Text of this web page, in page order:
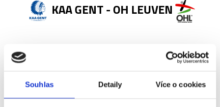
Souhlas Detaily Více o cookies
KAA GENT - OH LEUVEN
Vstupenka VIP Lounge obsahuje: